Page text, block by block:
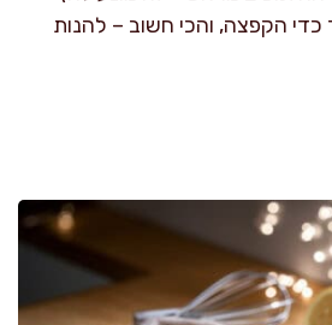
כדי הקפצה, והכי חשוב – להנות